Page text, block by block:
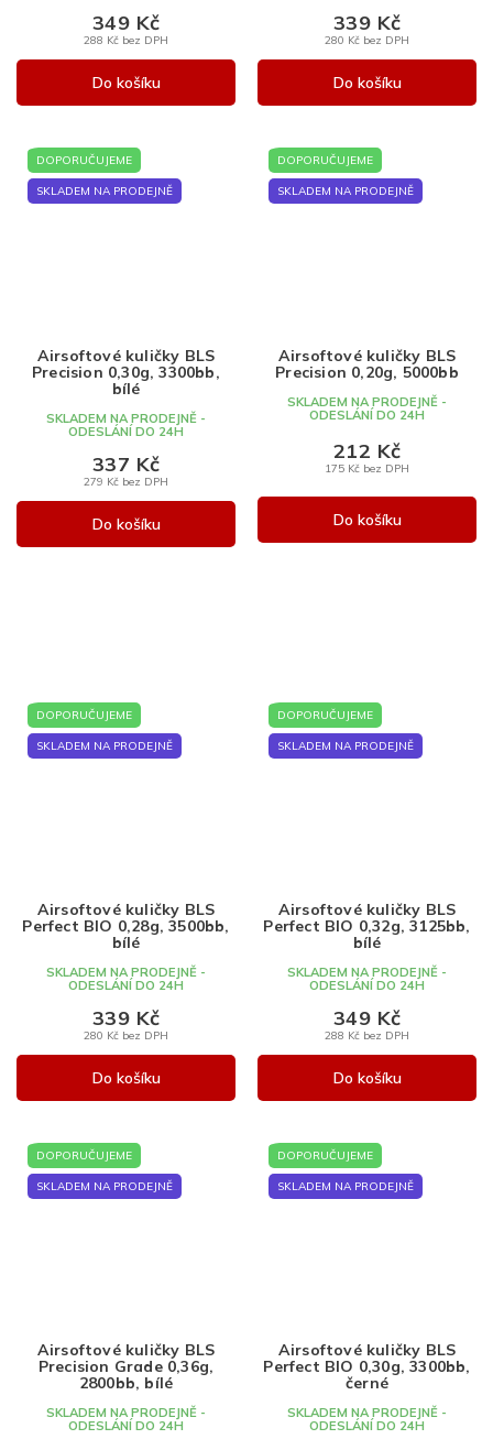
288 Kč bez DPH
349 Kč
Do košíku
280 Kč bez DPH
339 Kč
Do košíku
DOPORUČUJEME
SKLADEM NA PRODEJNĚ
Airsoftové kuličky BLS
Precision 0,30g, 3300bb,
bílé
SKLADEM NA PRODEJNĚ -
ODESLÁNÍ DO 24H
279 Kč bez DPH
337 Kč
Do košíku
DOPORUČUJEME
SKLADEM NA PRODEJNĚ
Airsoftové kuličky BLS
Precision 0,20g, 5000bb
SKLADEM NA PRODEJNĚ -
ODESLÁNÍ DO 24H
175 Kč bez DPH
212 Kč
Do košíku
DOPORUČUJEME
SKLADEM NA PRODEJNĚ
Airsoftové kuličky BLS
Perfect BIO 0,28g, 3500bb,
bílé
SKLADEM NA PRODEJNĚ -
ODESLÁNÍ DO 24H
280 Kč bez DPH
339 Kč
Do košíku
DOPORUČUJEME
SKLADEM NA PRODEJNĚ
Airsoftové kuličky BLS
Perfect BIO 0,32g, 3125bb,
bílé
SKLADEM NA PRODEJNĚ -
ODESLÁNÍ DO 24H
288 Kč bez DPH
349 Kč
Do košíku
DOPORUČUJEME
SKLADEM NA PRODEJNĚ
Airsoftové kuličky BLS
Precision Grade 0,36g,
2800bb, bílé
SKLADEM NA PRODEJNĚ -
ODESLÁNÍ DO 24H
DOPORUČUJEME
SKLADEM NA PRODEJNĚ
Airsoftové kuličky BLS
Perfect BIO 0,30g, 3300bb,
černé
SKLADEM NA PRODEJNĚ -
ODESLÁNÍ DO 24H